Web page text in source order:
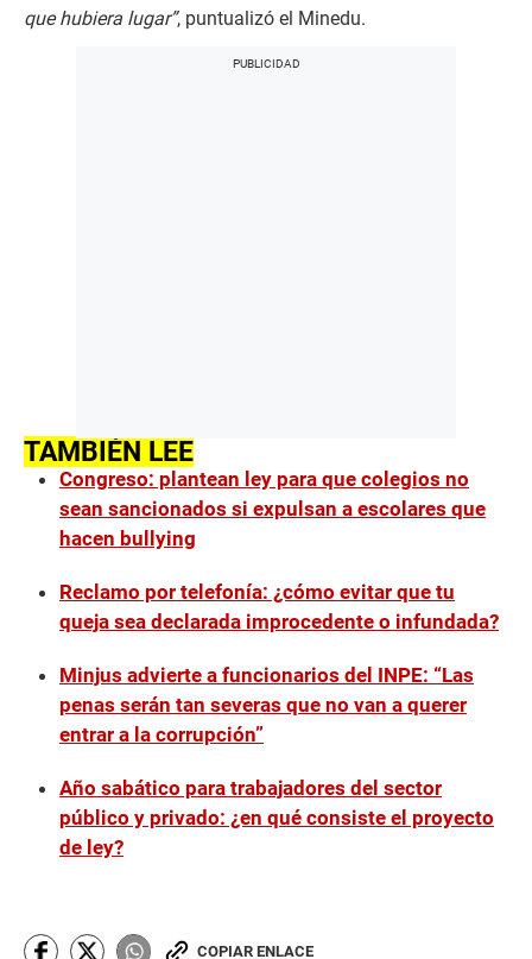
que hubiera lugar”, puntualizó el Minedu.
TAMBIÉN LEE
Congreso: plantean ley para que colegios no
sean sancionados si expulsan a escolares que
hacen bullying
Reclamo por telefonía: ¿cómo evitar que tu
queja sea declarada improcedente o infundada?
Minjus advierte a funcionarios del INPE: “Las
penas serán tan severas que no van a querer
entrar a la corrupción”
Año sabático para trabajadores del sector
público y privado: ¿en qué consiste el proyecto
de ley?
COPIAR ENLACE